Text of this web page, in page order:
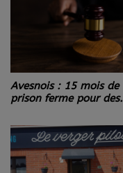
Avesnois : 15 mois de
prison ferme pour des